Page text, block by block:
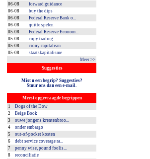
06-08
forward guidance
06-08
buy the dips
06-08
Federal Reserve Bank o...
06-08
quitte spelen
05-08
Federal Reserve Econom...
05-08
copy trading
05-08
crony capitalism
05-08
staatskapitalisme
Meer >>
Suggesties
Mist u een begrip? Suggesties?
Stuur ons dan een e-mail.
Meest opgevraagde begrippen
1
Dogs of the Dow
2
Beige Book
3
ouwe jongens krentenbroo...
4
onder embargo
5
out-of-pocket kosten
6
debt service coverage ra...
7
penny wise, pound foolis...
8
reconciliatie